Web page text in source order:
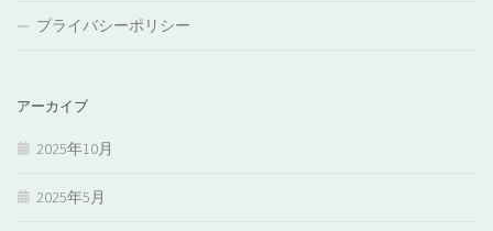
プライバシーポリシー
アーカイブ
2025年10月
2025年5月